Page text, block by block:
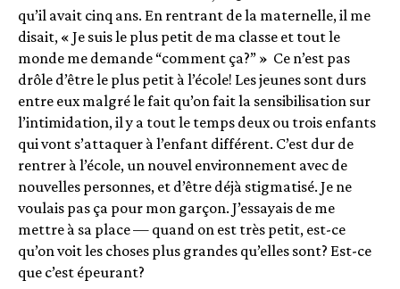
qu’il avait cinq ans. En rentrant de la maternelle, il me
disait, « Je suis le plus petit de ma classe et tout le
monde me demande “comment ça?” » Ce n’est pas
drôle d’être le plus petit à l’école! Les jeunes sont durs
entre eux malgré le fait qu’on fait la sensibilisation sur
l’intimidation, il y a tout le temps deux ou trois enfants
qui vont s’attaquer à l’enfant différent. C’est dur de
rentrer à l’école, un nouvel environnement avec de
nouvelles personnes, et d’être déjà stigmatisé. Je ne
voulais pas ça pour mon garçon. J’essayais de me
mettre à sa place — quand on est très petit, est-ce
qu’on voit les choses plus grandes qu’elles sont? Est-ce
que c’est épeurant?